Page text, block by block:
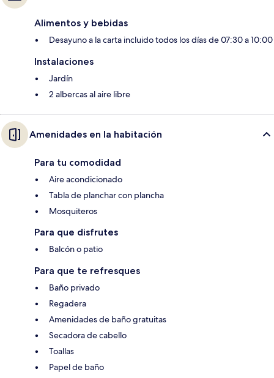
Alimentos y bebidas
Desayuno a la carta incluido todos los días de 07:30 a 10:00
Instalaciones
Jardín
2 albercas al aire libre
Amenidades en la habitación
Para tu comodidad
Aire acondicionado
Tabla de planchar con plancha
Mosquiteros
Para que disfrutes
Balcón o patio
Para que te refresques
Baño privado
Regadera
Amenidades de baño gratuitas
Secadora de cabello
Toallas
Papel de baño